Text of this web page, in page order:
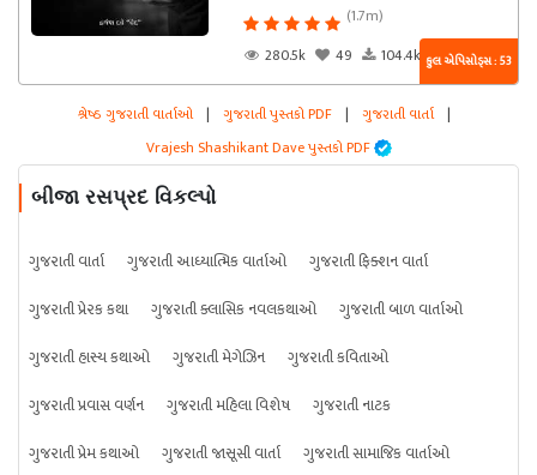
(1.7m)
280.5k
49 104.4k કુલ એપિસોડ્સ : 53
શ્રેષ્ઠ ગુજરાતી વાર્તાઓ | ગુજરાતી પુસ્તકો PDF | ગુજરાતી વાર્તા |
Vrajesh Shashikant Dave પુસ્તકો PDF
બીજા રસપ્રદ વિકલ્પો
ગુજરાતી વાર્તા ગુજરાતી આધ્યાત્મિક વાર્તાઓ
ગુજરાતી ફિક્શન વાર્તા
ગુજરાતી પ્રેરક કથા
ગુજરાતી ક્લાસિક નવલકથાઓ
ગુજરાતી બાળ વાર્તાઓ
ગુજરાતી હાસ્ય કથાઓ
ગુજરાતી મેગેઝિન
ગુજરાતી કવિતાઓ
ગુજરાતી પ્રવાસ વર્ણન
ગુજરાતી મહિલા વિશેષ
ગુજરાતી નાટક
ગુજરાતી પ્રેમ કથાઓ
ગુજરાતી જાસૂસી વાર્તા ગુજરાતી સામાજિક વાર્તાઓ